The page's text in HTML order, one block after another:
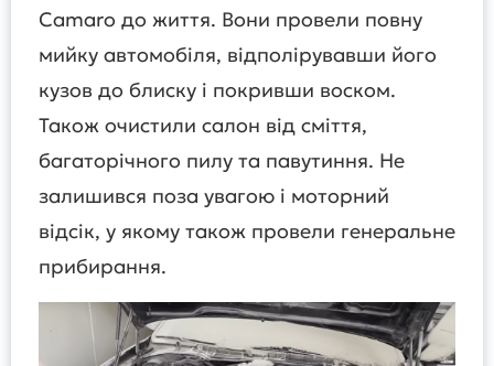
Camaro до життя. Вони провели повну
мийку автомобіля, відполірувавши його
кузов до блиску і покривши воском.
Також очистили салон від сміття,
багаторічного пилу та павутиння. Не
залишився поза увагою і моторний
відсік, у якому також провели генеральне
прибирання.